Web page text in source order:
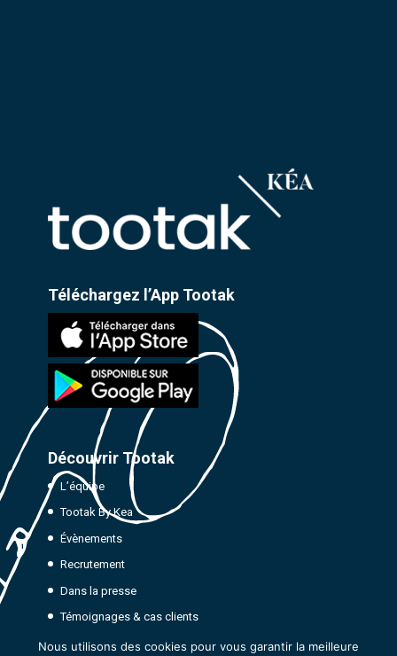
Téléchargez l’App Tootak
Découvrir Tootak
L’équipe
Tootak By Kea
Évènements
Recrutement
Dans la presse
Témoignages & cas clients
Tous les programmes de podcast learning
Nous utilisons des cookies pour vous garantir la meilleure